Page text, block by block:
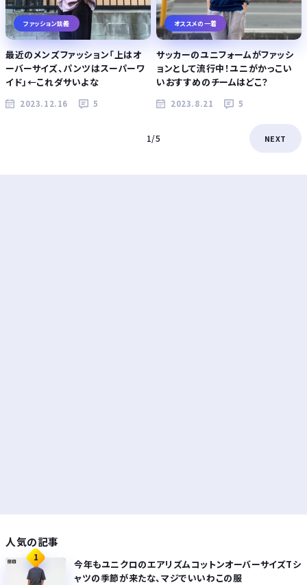
ファッション談義
最近のメンズファッション「上はオ
ーバーサイズ、パンツはスーパーワ
イド」←これダサいよな
2023.12.16 5
オススメの一着
サッカーのユニフォームがファッシ
ョンとして流行中！ユニがかっこい
いおすすめのチームはどこ？
2023.8.21 5
1/5 NEXT
人気の記事
1
今年もユニクロのエアリズムコットンオーバーサイズTシ
ャツの季節が来たな、マジでいいわこの服